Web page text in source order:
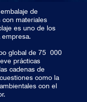
de
materiales
es uno de los
global de 75 000
prácticas
cadenas de
como la
con el